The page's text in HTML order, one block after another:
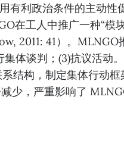
有利政治条件的主动性
在工人中推广一种“模
2011: 41）。MLNGO
体谈判；(3)抗议活动
结构，制定集体行动框
少，严重影响了